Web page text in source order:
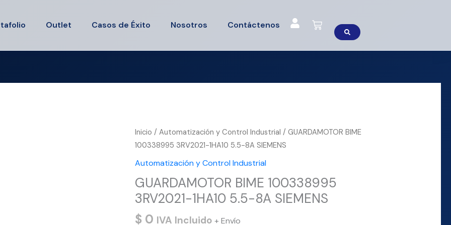
Outlet Casos de Éxito Nosotros Contáctenos Cart
Inicio / Automatización y Control Industrial / GUARDAMOTOR BIME
100338995 3RV2021-1HA10 5.5-8A SIEMENS
Automatización y Control Industrial
GUARDAMOTOR BIME 100338995
3RV2021-1HA10 5.5-8A SIEMENS
$ 0 IVA Incluido + Envío